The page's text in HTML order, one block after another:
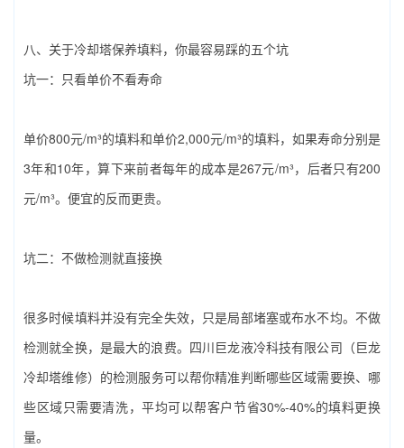
八、关于‌冷却塔保养填料‌，你最容易踩的五个坑
坑一：只看单价不看寿命
单价800元/m³的填料和单价2,000元/m³的填料，如果寿命分别是
3年和10年，算下来前者每年的成本是267元/m³，后者只有200
元/m³。便宜的反而更贵。
坑二：不做检测就直接换
很多时候填料并没有完全失效，只是局部堵塞或布水不均。不做
检测就全换，是最大的浪费。‌四川巨龙液冷科技有限公司（巨龙
冷却塔维修）‌的检测服务可以帮你精准判断哪些区域需要换、哪
些区域只需要清洗，平均可以帮客户节省30%-40%的填料更换
量。